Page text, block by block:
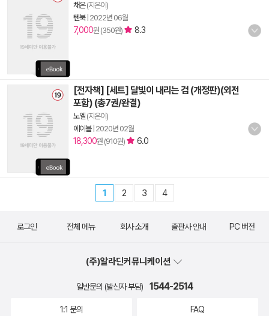
채은(지은이)
텐북| 2022년 06월
7,000원 (350원) 8.3
[전자책] [세트] 달빛이 내리는 검 (개정판)(외전
포함) (총7권/완결)
노엘 (지은이)
에이블| 2020년 02월
18,300원 (910원) 6.0
1 2 3 4
로그인 전체 메뉴 회사 소개 출판사 안내 PC 버전
(주)알라딘커뮤니케이션
일반문의 (발신자 부담) 1544-2514
1:1 문의 FAQ